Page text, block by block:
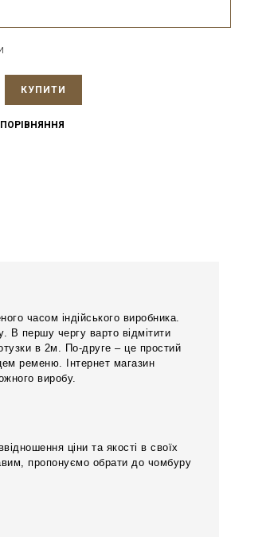
КУПИТИ
ПОРІВНЯННЯ
часом індійського виробника.
В першу чергу варто відмітити
в 2м. По-друге – це простий
ременю. Інтернет магазин
виробу.
ціни та якості в своїх
пропонуємо обрати до чомбуру